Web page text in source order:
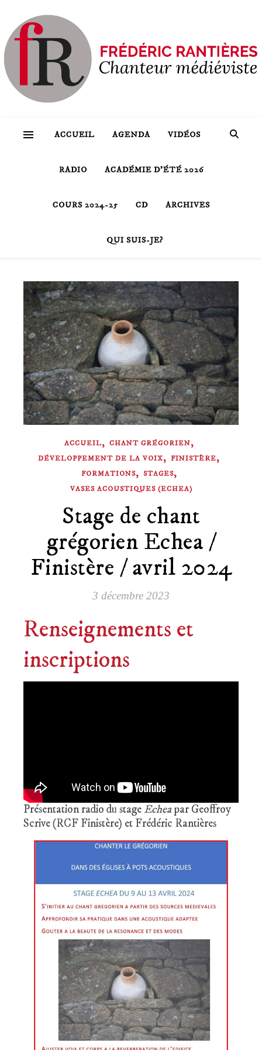
ACCUEIL AGENDA VIDÉOS
RADIO ACADÉMIE D’ÉTÉ 2026
COURS 2024-25 CD ARCHIVES
QUI SUIS-JE?
ACCUEIL, CHANT GRÉGORIEN,
DÉVELOPPEMENT DE LA VOIX, FINISTÈRE,
FORMATIONS, STAGES,
VASES ACOUSTIQUES (ECHEA)
Stage de chant
grégorien Echea /
Finistère / avril 2024
3 décembre 2023
Renseignements et
inscriptions
Présentation radio du stageEchea par Geoffroy
Scrive (RCF Finistère) et Frédéric Rantières